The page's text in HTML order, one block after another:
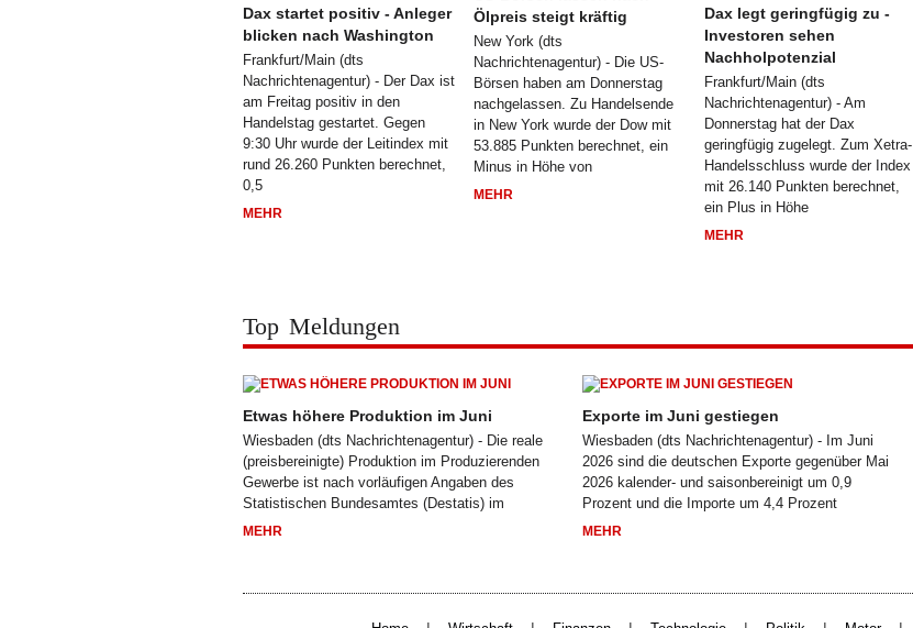
Dax startet positiv - Anleger
blicken nach Washington
Frankfurt/Main (dts
Nachrichtenagentur) - Der Dax ist
am Freitag positiv in den
Handelstag gestartet. Gegen
9:30 Uhr wurde der Leitindex mit
rund 26.260 Punkten berechnet,
0,5
MEHR
Ölpreis steigt kräftig
New York (dts
Nachrichtenagentur) - Die US-
Börsen haben am Donnerstag
nachgelassen. Zu Handelsende
in New York wurde der Dow mit
53.885 Punkten berechnet, ein
Minus in Höhe von
MEHR
Dax legt geringfügig zu -
Investoren sehen
Nachholpotenzial
Frankfurt/Main (dts
Nachrichtenagentur) - Am
Donnerstag hat der Dax
geringfügig zugelegt. Zum Xetra-
Handelsschluss wurde der Index
mit 26.140 Punkten berechnet,
ein Plus in Höhe
MEHR
Top Meldungen
Etwas höhere Produktion im Juni
Wiesbaden (dts Nachrichtenagentur) - Die reale
(preisbereinigte) Produktion im Produzierenden
Gewerbe ist nach vorläufigen Angaben des
Statistischen Bundesamtes (Destatis) im
MEHR
Exporte im Juni gestiegen
Wiesbaden (dts Nachrichtenagentur) - Im Juni
2026 sind die deutschen Exporte gegenüber Mai
2026 kalender- und saisonbereinigt um 0,9
Prozent und die Importe um 4,4 Prozent
MEHR